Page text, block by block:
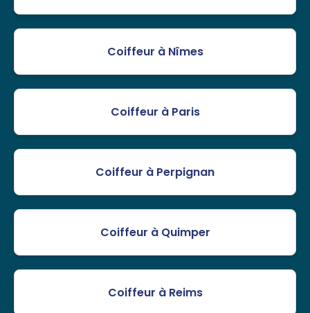
Coiffeur à Nîmes
Coiffeur à Paris
Coiffeur à Perpignan
Coiffeur à Quimper
Coiffeur à Reims